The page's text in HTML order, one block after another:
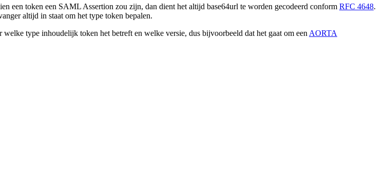
een token een SAML Assertion zou zijn, dan dient het altijd base64url te worden gecodeerd conform RFC 4648.
altijd in staat om het type token bepalen.
type inhoudelijk token het betreft en welke versie, dus bijvoorbeeld dat het gaat om een AORTA